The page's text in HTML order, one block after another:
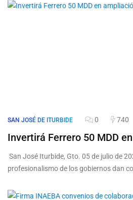
SAN JOSÉ DE ITURBIDE 0 740
Invertirá Ferrero 50 MDD
San José Iturbide, Gto. 05 de julio de
profesionalismo de los gobiernos dan